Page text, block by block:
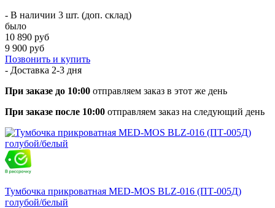
- В наличии 3 шт. (доп. склад)
было
10 890 руб
9 900 руб
Позвонить и купить
- Доставка 2-3 дня
При заказе до 10:00 отправляем заказ в этот же день
При заказе после 10:00 отправляем заказ на следующий день
Тумбочка прикроватная MED-MOS BLZ-016 (ПТ-005Д)
голубой/белый